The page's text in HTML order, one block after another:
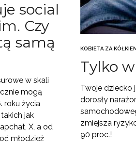
social
Czy
samą
w skali
mogą
roku życia
jak
X, a od
młodzież
KOBIETA ZA
Tylko
Twoje dziecko
dorosły
zmiejsza
90 proc.!